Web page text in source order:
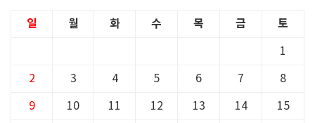
일 월 화 수 목 금 토
1
2 3 4 5 6 7 8
9 10 11 12 13 14 15